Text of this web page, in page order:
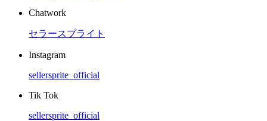
Chatwork
セラースプライト
Instagram
sellersprite_official
Tik Tok
sellersprite_official